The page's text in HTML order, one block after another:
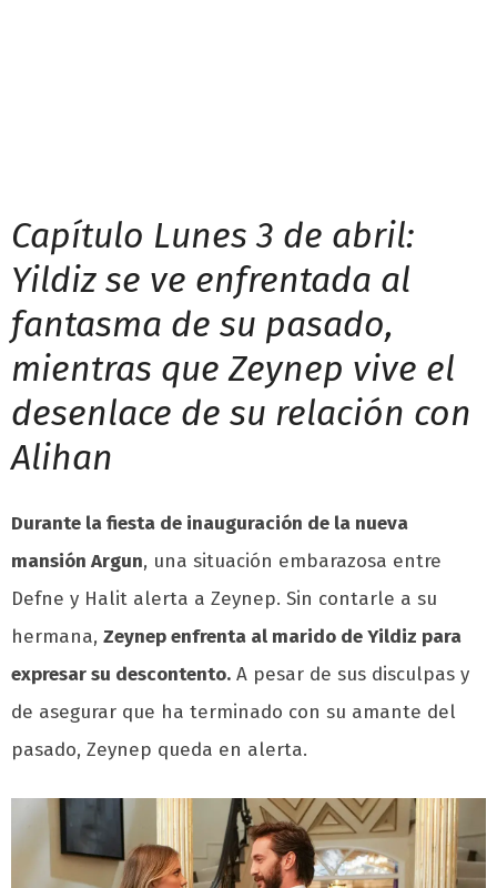
Capítulo Lunes 3 de abril:
Yildiz se ve enfrentada al
fantasma de su pasado,
mientras que Zeynep vive el
desenlace de su relación con
Alihan
Durante la fiesta de inauguración de la nueva
mansión Argun, una situación embarazosa entre
Defne y Halit alerta a Zeynep. Sin contarle a su
hermana, Zeynep enfrenta al marido de Yildiz para
expresar su descontento. A pesar de sus disculpas y
de asegurar que ha terminado con su amante del
pasado, Zeynep queda en alerta.